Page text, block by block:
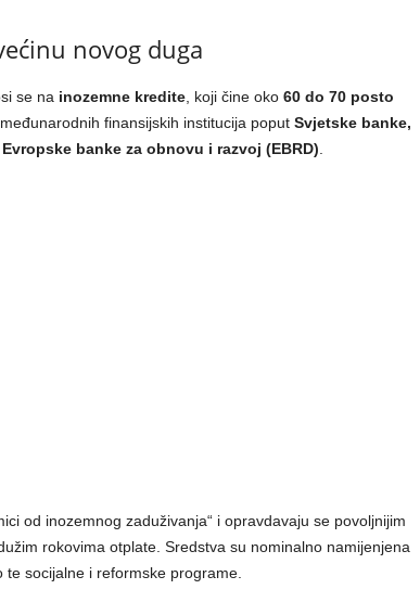
novog duga
se na inozemne kredite, koji čine oko 60 do 70 posto
finansijskih institucija poput Svjetske banke,
Evropske banke za obnovu i razvoj (EBRD)
od inozemnog zaduživanja“ i opravdavaju se povoljnijim
rokovima otplate. Sredstva su nominalno namijenjena
socijalne i reformske programe.